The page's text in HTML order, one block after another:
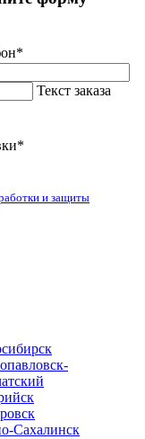
Текст заказа
и защиты
Сахалинск